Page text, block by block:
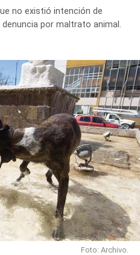
no existió intención de
por maltrato animal.
Foto: Archivo.